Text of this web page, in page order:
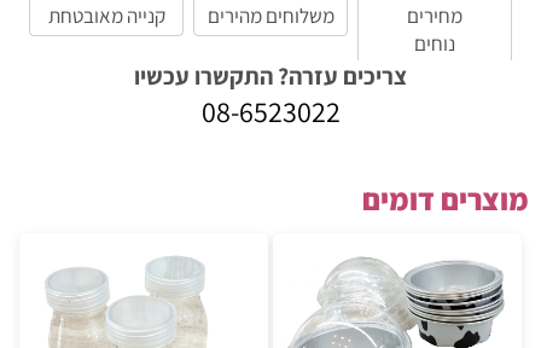
מחירים
נוחים
משלוחים מהירים קנייה מאובטחת
צריכים עזרה? התקשרו עכשיו
08-6523022
מוצרים דומים